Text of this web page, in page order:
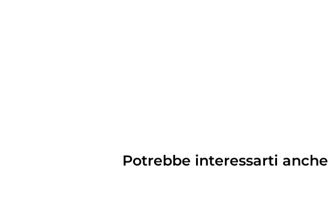
Potrebbe interessarti anche